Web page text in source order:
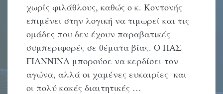
χωρίς φιλάθλους, καθώς ο κ. Κοντονής
επιμένει στην λογική να τιμωρεί και τις
ομάδες που δεν έχουν παραβατικές
συμπεριφορές σε θέματα βίας. Ο ΠΑΣ
ΓΙΑΝΝΙΝΑ μπορούσε να κερδίσει τον
αγώνα, αλλά οι χαμένες ευκαιρίες και
οι πολύ κακές διαιτητικές …